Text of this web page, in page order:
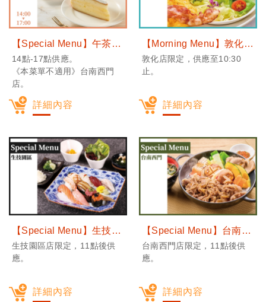
【Special Menu】午茶菜單
14點-17點供應。
《本菜單不適用》台南西門
店。
詳細內容
【Morning Menu】敦化早餐
敦化店限定，供應至10:30
止。
詳細內容
【Special Menu】生技園區
生技園區店限定，11點後供
應。
詳細內容
【Special Menu】台南西門
台南西門店限定，11點後供
應。
詳細內容